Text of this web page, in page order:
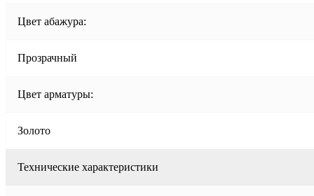
Цвет абажура:
Прозрачный
Цвет арматуры:
Золото
Технические характеристики